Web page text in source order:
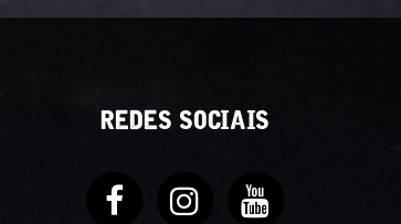
REDES SOCIAIS